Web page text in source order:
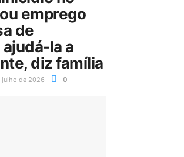
emprego
de
la a
diz família
julho de 2026 0